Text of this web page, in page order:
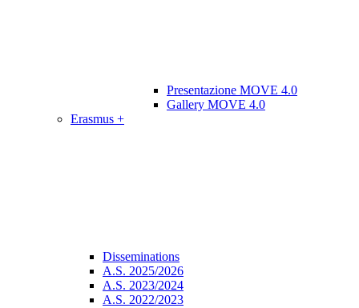
Presentazione MOVE 4.0
Gallery MOVE 4.0
Erasmus +
Disseminations
A.S. 2025/2026
A.S. 2023/2024
A.S. 2022/2023